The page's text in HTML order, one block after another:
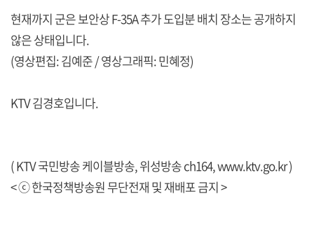
현재까지 군은 보안상 F-35A 추가 도입분 배치 장소는 공개하지
않은 상태입니다.
(영상편집: 김예준 / 영상그래픽: 민혜정)
KTV 김경호입니다.
( KTV 국민방송 케이블방송, 위성방송 ch164,www.ktv.go.kr)
< ⓒ 한국정책방송원 무단전재 및 재배포 금지 >